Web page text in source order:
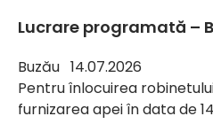
Lucrare programată –
Buzău 14.07.2026
Pentru înlocuirea
furnizarea apei în data de